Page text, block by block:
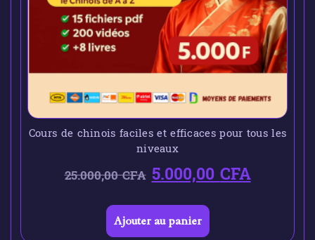
Cours de chinois faciles et efficaces pour tous les
niveaux
25.000,00CFA 5.000,00CFA
Ajouter au panier